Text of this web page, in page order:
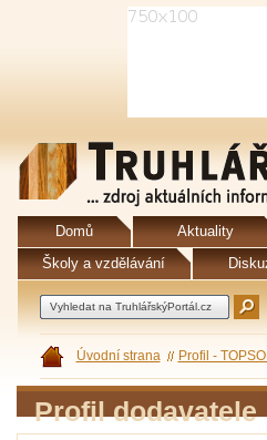
Domů Aktuality
Školy a vzdělávání
Úvodní strana Profil -
Profil dodavatele